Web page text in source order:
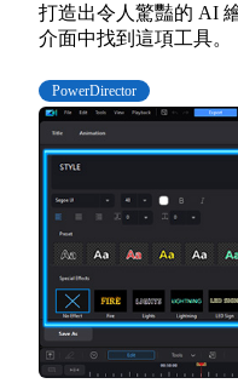
打造出令人驚豔的 AI
介面中找到這項工具。
PowerDirector